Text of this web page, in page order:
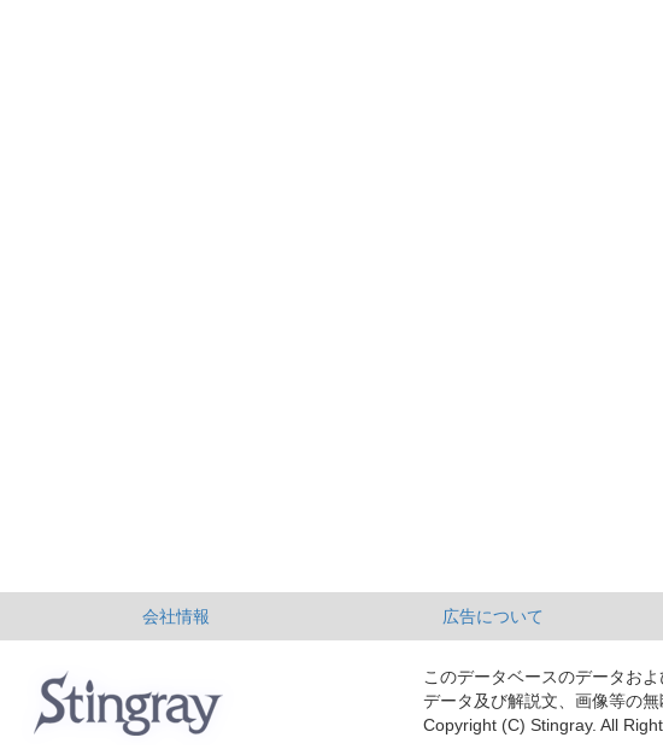
会社情報 広告について
このデータベースのデータお
データ及び解説文、画像等の無
Copyright (C) Stingray. All